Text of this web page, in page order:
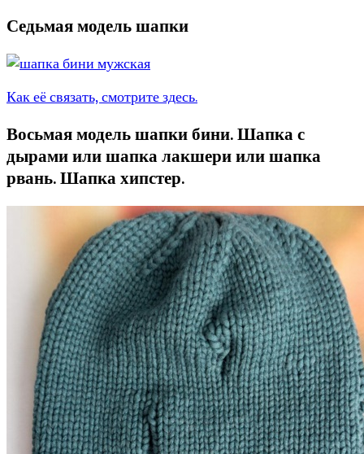
Седьмая модель шапки
Как её связать, смотрите здесь.
Восьмая модель шапки бини. Шапка с
дырами или шапка лакшери или шапка
рвань. Шапка хипстер.